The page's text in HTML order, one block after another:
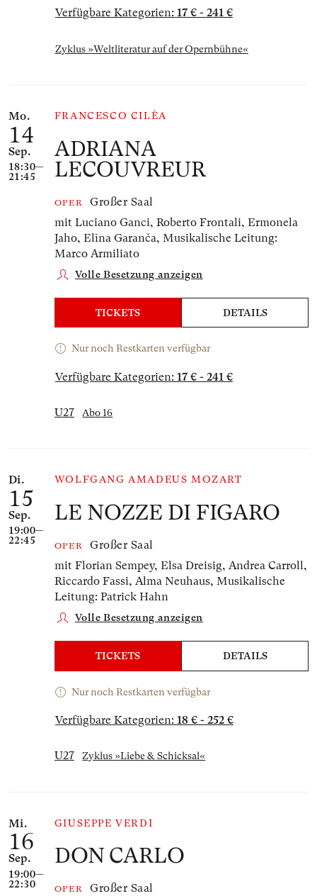
Verfügbare Kategorien: 17 € - 241 €
Zyklus »Weltliteratur auf der Opernbühne«
Mo.
14
Sep.
18:30—
21:45
FRANCESCO CILÈA
ADRIANA
LECOUVREUR
OPER
Großer Saal
mit Luciano Ganci, Roberto Frontali, Ermonela
Jaho, Elīna Garanča, Musikalische Leitung:
Marco Armiliato
Volle Besetzung anzeigen
TICKETS DETAILS
Nur noch Restkarten verfügbar
Verfügbare Kategorien: 17 € - 241 €
U27 Abo 16
Di.
15
Sep.
19:00—
22:45
WOLFGANG AMADEUS MOZART
LE NOZZE DI FIGARO
OPER
Großer Saal
mit Florian Sempey, Elsa Dreisig, Andrea Carroll,
Riccardo Fassi, Alma Neuhaus, Musikalische
Leitung: Patrick Hahn
Volle Besetzung anzeigen
TICKETS DETAILS
Nur noch Restkarten verfügbar
Verfügbare Kategorien: 18 € - 252 €
U27 Zyklus »Liebe & Schicksal«
Mi.
16
Sep.
19:00—
22:30
GIUSEPPE VERDI
DON CARLO
OPER
Großer Saal